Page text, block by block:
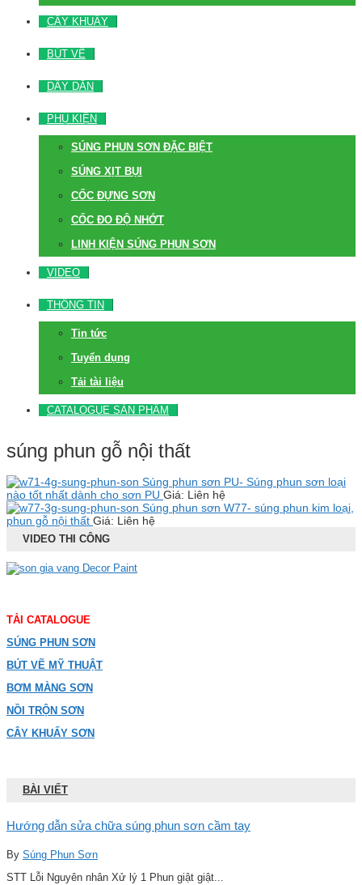
CÂY KHUẤY
BÚT VẼ
DÂY DẪN
PHỤ KIỆN
SÚNG PHUN SƠN ĐẶC BIỆT
SÚNG XỊT BỤI
CỐC ĐỰNG SƠN
CỐC ĐO ĐỘ NHỚT
LINH KIỆN SÚNG PHUN SƠN
VIDEO
THÔNG TIN
Tin tức
Tuyển dụng
Tải tài liệu
CATALOGUE SẢN PHẨM
súng phun gỗ nội thất
Súng phun sơn PU- Súng phun sơn loại
nào tốt nhất dành cho sơn PU Giá: Liên hệ
Súng phun sơn W77- súng phun kim loại,
phun gỗ nội thất Giá: Liên hệ
VIDEO THI CÔNG
TẢI CATALOGUE
SÚNG PHUN SƠN
BÚT VẼ MỸ THUẬT
BƠM MÀNG SƠN
NỒI TRỘN SƠN
CÂY KHUẤY SƠN
BÀI VIẾT
Hướng dẫn sửa chữa súng phun sơn cầm tay
By Súng Phun Sơn
STT Lỗi Nguyên nhân Xử lý 1 Phun giật giật...